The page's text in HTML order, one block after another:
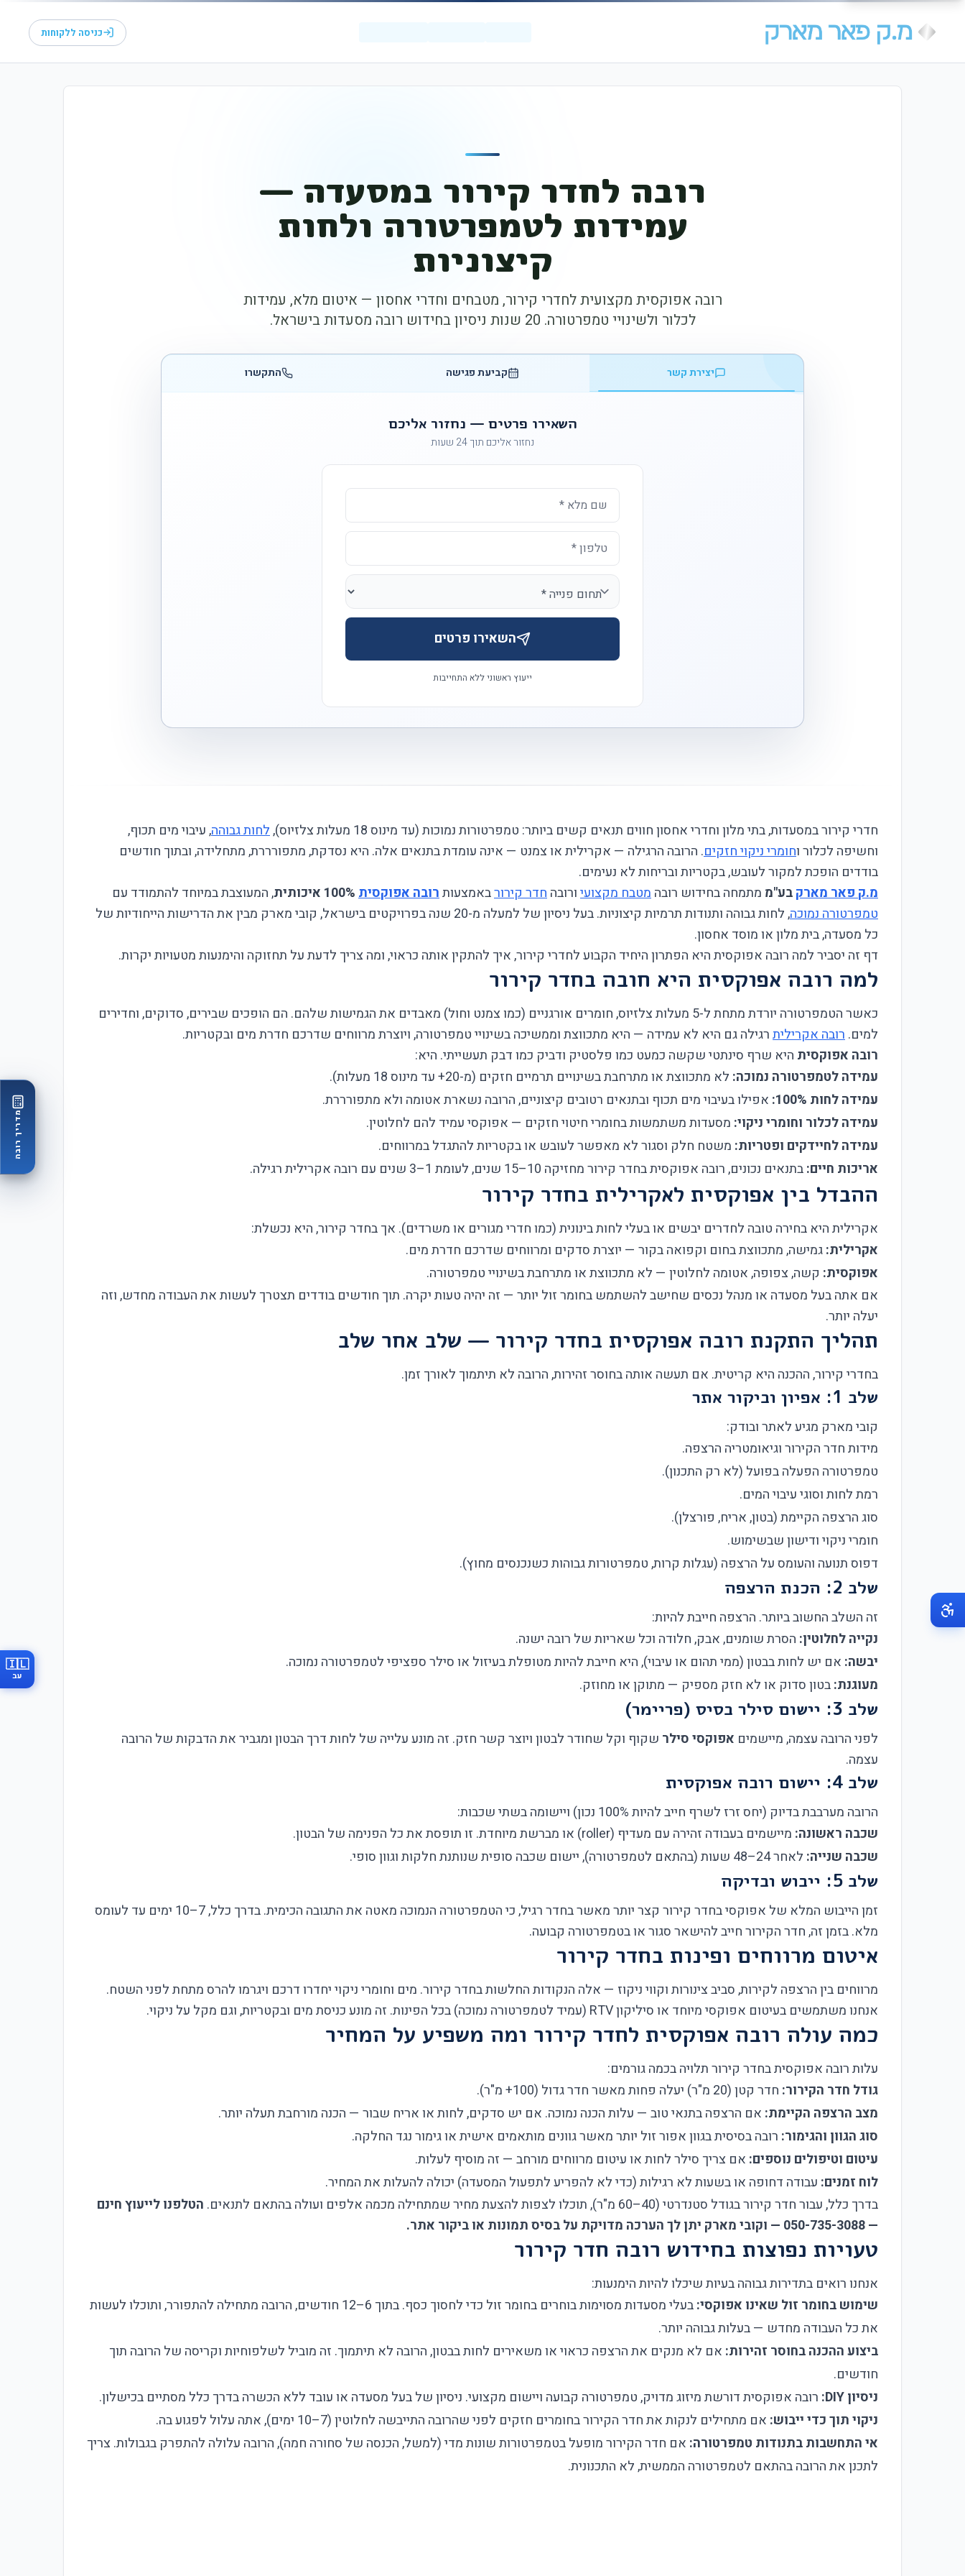
כניסה ללקוחות
רובה לחדר קירור במסעדה —
עמידות לטמפרטורה ולחות
קיצוניות
רובה אפוקסית מקצועית לחדרי קירור, מטבחים וחדרי אחסון — איטום מלא, עמידות
לכלור ולשינויי טמפרטורה. 20 שנות ניסיון בחידוש רובה מסעדות בישראל.
יצירת קשר קביעת פגישה התקשרו
השאירו פרטים — נחזור אליכם
נחזור אליכם תוך 24 שעות
השאירו פרטים
ייעוץ ראשוני ללא התחייבות
חדרי קירור במסעדות, בתי מלון וחדרי אחסון חווים תנאים קשים ביותר: טמפרטורות נמוכות (עד מינוס 18 מעלות צלזיוס), לחות גבוהה, עיבוי מים תכוף,
וחשיפה לכלור וחומרי ניקוי חזקים. הרובה הרגילה — אקרילית או צמנט — אינה עומדת בתנאים אלה. היא נסדקת, מתפורררת, מתחלידה, ובתוך חודשים
בודדים הופכת למקור לעובש, בקטריות ובריחות לא נעימים.
מ.ק פאר מארקבע"מ מתמחה בחידוש רובהמטבח מקצועיורובהחדר קירורבאמצעותרובה אפוקסית
, המעוצבת במיוחד להתמודד עם
טמפרטורה נמוכה
, לחות גבוהה ותנודות תרמיות קיצוניות. בעל ניסיון של למעלה מ-20 שנה בפרויקטים בישראל, קובי מארק מבין את הדרישות הייחודיות של
כל מסעדה, בית מלון או מוסד אחסון.
דף זה יסביר למה רובה אפוקסית היא הפתרון היחיד הקבוע לחדרי קירור, איך להתקין אותה כראוי, ומה צריך לדעת על תחזוקה והימנעות מטעויות יקרות.
למה רובה אפוקסית היא חובה בחדר קירור
כאשר הטמפרטורה יורדת מתחת ל-5 מעלות צלזיוס, חומרים אורגניים (כמו צמנט וחול) מאבדים את הגמישות שלהם. הם הופכים שבירים, סדוקים, וחדירים
למים.רובה אקריליתרגילה גם היא לא עמידה — היא מתכווצת וממשיכה בשינויי טמפרטורה, ויוצרת מרווחים שדרכם חדרת מים ובקטריות.
רובה אפוקסית היא שרף סינתטי שקשה כמעט כמו פלסטיק ודביק כמו דבק תעשייתי. היא:
עמידה לטמפרטורה נמוכה: לא מתכווצת או מתרחבת בשינויים תרמיים חזקים (מ-20+ עד מינוס 18 מעלות).
עמידה לחות 100%:
אפילו בעיבוי מים תכוף ובתנאים רטובים קיצוניים, הרובה נשארת אטומה ולא מתפורררת.
עמידה לכלור וחומרי ניקוי: מסעדות משתמשות בחומרי חיטוי חזקים — אפוקסי עמיד להם לחלוטין.
עמידה לחיידקים ופטריות: משטח חלק וסגור לא מאפשר לעובש או בקטריות להתגדל במרווחים.
אריכות חיים:בתנאים נכונים, רובה אפוקסית בחדר קירור מחזיקה 10–15 שנים, לעומת 1–3 שנים עם רובה אקרילית רגילה.
ההבדל בין אפוקסית לאקרילית בחדר קירור
אקרילית היא בחירה טובה לחדרים יבשים או בעלי לחות בינונית (כמו חדרי מגורים או משרדים). אך בחדר קירור, היא נכשלת:
אקרילית:גמישה, מתכווצת בחום וקפואה בקור — יוצרת סדקים ומרווחים שדרכם חדרת מים.
אפוקסית: קשה, צפופה, אטומה לחלוטין — לא מתכווצת או מתרחבת בשינויי טמפרטורה.
אם אתה בעל מסעדה או מנהל נכסים שחישב להשתמש בחומר זול יותר — זה יהיה טעות יקרה. תוך חודשים בודדים תצטרך לעשות את העבודה מחדש, וזה
יעלה יותר.
תהליך התקנת רובה אפוקסית בחדר קירור — שלב אחר שלב
בחדרי קירור, ההכנה היא קריטית. אם תעשה אותה בחוסר זהירות, הרובה לא תיתמוך לאורך זמן.
שלב 1: אפיון וביקור אתר
קובי מארק מגיע לאתר ובודק:
מידות חדר הקירור וגיאומטריה הרצפה.
טמפרטורה הפעלה בפועל (לא רק התכנון).
רמת לחות וסוגי עיבוי המים.
סוג הרצפה הקיימת (בטון, אריח, פורצלן).
חומרי ניקוי ודישון שבשימוש.
דפוס תנועה והעומס על הרצפה (עגלות קרות, טמפרטורות גבוהות כשנכנסים מחוץ).
שלב 2: הכנת הרצפה
זה השלב החשוב ביותר. הרצפה חייבת להיות:
נקייה לחלוטין: הסרת שומנים, אבק, חלודה וכל שאריות של רובה ישנה.
יבשה: אם יש לחות בבטון (ממי תהום או עיבוי), היא חייבת להיות מטופלת בעיזול או סילר ספציפי לטמפרטורה נמוכה.
מעוגנת:בטון סדוק או לא חזק מספיק — מתוקן או מחוזק.
שלב 3: יישום סילר בסיס (פריימר)
לפני הרובה עצמה, מיישמים אפוקסי סילר שקוף וקל שחודר לבטון ויוצר קשר חזק. זה מונע עלייה של לחות דרך הבטון ומגביר את הדבקות של הרובה
עצמה.
שלב 4: יישום רובה אפוקסית
הרובה מערבבת בדיוק (יחס זרז לשרף חייב להיות 100% נכון) ויישומה בשתי שכבות:
שכבה ראשונה: מיישמים בעבודה זהירה עם מעדיף (roller) או מברשת מיוחדת. זו תופסת את כל הפנימה של הבטון.
שכבה שנייה: לאחר 24–48 שעות (בהתאם לטמפרטורה), יישום שכבה סופית שנותנת חלקות וגוון סופי.
שלב 5: ייבוש ובדיקה
זמן הייבוש המלא של אפוקסי בחדר קירור קצר יותר מאשר בחדר רגיל, כי הטמפרטורה הנמוכה מאטה את התגובה הכימית. בדרך כלל, 7–10 ימים עד לעומס
מלא. בזמן זה, חדר הקירור חייב להישאר סגור או בטמפרטורה קבועה.
איטום מרווחים ופינות בחדר קירור
מרווחים בין הרצפה לקירות, סביב צינורות וקווי ניקוז — אלה הנקודות החלשות בחדר קירור. מים וחומרי ניקוי יחדרו דרכם ויגרמו להרס מתחת לפני השטח.
אנחנו משתמשים בעיטום אפוקסי מיוחד או סיליקון RTV (עמיד לטמפרטורה נמוכה) בכל הפינות. זה מונע כניסת מים ובקטריות, וגם מקל על ניקוי.
כמה עולה רובה אפוקסית לחדר קירור ומה משפיע על המחיר
עלות רובה אפוקסית בחדר קירור תלויה בכמה גורמים:
גודל חדר הקירור: חדר קטן (20 מ"ר) יעלה פחות מאשר חדר גדול (100+ מ"ר).
מצב הרצפה הקיימת: אם הרצפה בתנאי טוב — עלות הכנה נמוכה. אם יש סדקים, לחות או אריח שבור — הכנה מורחבת תעלה יותר.
סוג הגוון והגימור: רובה בסיסית בגוון אפור זול יותר מאשר גוונים מותאמים אישית או גימור נגד החלקה.
עיטום וטיפולים נוספים: אם צריך סילר לחות או עיטום מרווחים מורחב — זה מוסיף לעלות.
לוח זמנים: עבודה דחופה או בשעות לא רגילות (כדי לא להפריע לתפעול המסעדה) יכולה להעלות את המחיר.
בדרך כלל, עבור חדר קירור בגודל סטנדרטי (40–60 מ"ר), תוכלו לצפות להצעת מחיר שמתחילה מכמה אלפים ועולה בהתאם לתנאים.
הטלפנו לייעוץ חינם
— 050-735-3088 — וקובי מארק יתן לך הערכה מדויקת על בסיס תמונות או ביקור אתר.
טעויות נפוצות בחידוש רובה חדר קירור
אנחנו רואים בתדירות גבוהה בעיות שיכלו להיות הימנעות:
שימוש בחומר זול שאינו אפוקסי:
בעלי מסעדות מסוימות בוחרים בחומר זול כדי לחסוך כסף. בתוך 6–12 חודשים, הרובה מתחילה להתפורר, ותוכלו לעשות
את כל העבודה מחדש — בעלות גבוהה יותר.
ביצוע ההכנה בחוסר זהירות: אם לא מנקים את הרצפה כראוי או משאירים לחות בבטון, הרובה לא תיתמוך. זה מוביל לשלפוחיות וקריסה של הרובה תוך
חודשים.
ניסיון DIY:
רובה אפוקסית דורשת מיזוג מדויק, טמפרטורה קבועה ויישום מקצועי. ניסיון של בעל מסעדה או עובד ללא הכשרה בדרך כלל מסתיים בכישלון.
ניקוי תוך כדי ייבוש: אם מתחילים לנקות את חדר הקירור בחומרים חזקים לפני שהרובה התייבשה לחלוטין (7–10 ימים), אתה עלול לפגוע בה.
אי התחשבות בתנודות טמפרטורה: אם חדר הקירור מופעל בטמפרטורות שונות מדי (למשל, הכנסה של סחורה חמה), הרובה עלולה להתפרק בגבולות. צריך
לתכנן את הרובה בהתאם לטמפרטורה הממשית, לא התכנונית.
🇮🇱
עב
מדריך רובה